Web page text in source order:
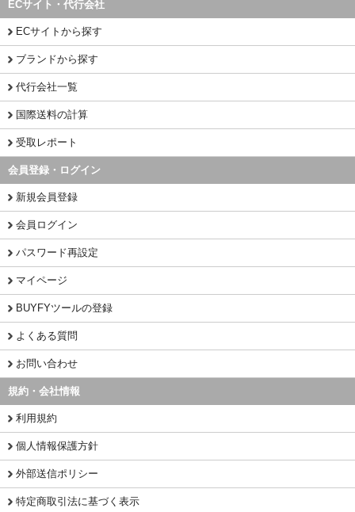
ECサイト・代行会社
ECサイトから探す
ブランドから探す
代行会社一覧
国際送料の計算
受取レポート
会員登録・ログイン
新規会員登録
会員ログイン
パスワード再設定
マイページ
BUYFYツールの登録
よくある質問
お問い合わせ
規約・会社情報
利用規約
個人情報保護方針
外部送信ポリシー
特定商取引法に基づく表示